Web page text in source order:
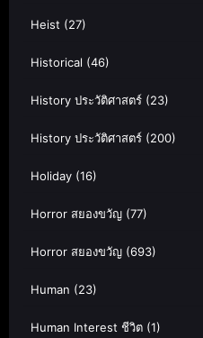
Heist (27)
Historical (46)
History ประวัติศาสตร์ (23)
History ประวัติศาสตร์ (200)
Holiday (16)
Horror สยองขวัญ (77)
Horror สยองขวัญ (693)
Human (23)
Human Interest ชีวิต (1)